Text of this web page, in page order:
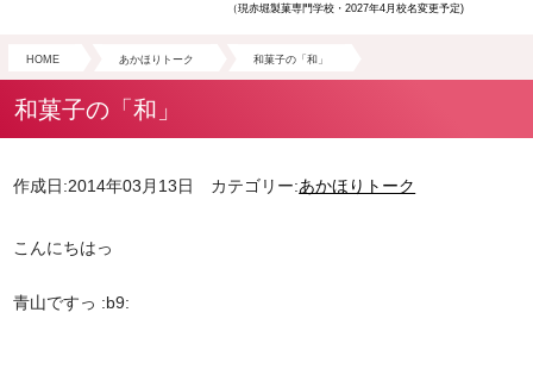
（現赤堀製菓専門学校・2027年4月校名変更予定)
HOME あかほりトーク 和菓子の「和」
和菓子の「和」
作成日:2014年03月13日 カテゴリー:あかほりトーク
こんにちはっ
青山ですっ :b9: